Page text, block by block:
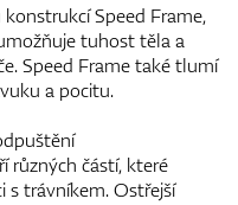
Speed Frame,
tuhost těla a
Speed Frame také tlumí
a pocitu.
různých částí, které
s trávníkem. Ostřejší